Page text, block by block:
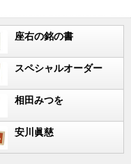
座右の銘の書
スペシャルオーダー
相田みつを
安川眞慈